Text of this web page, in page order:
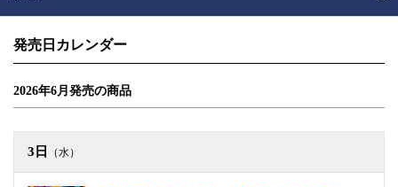
発売日カレンダー
2026年6月 発売の商品
3日 （水）